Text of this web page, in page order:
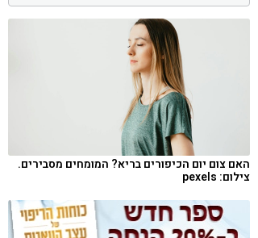
האם צום יום הכיפורים בריא? המומחים מסבירים.
צילום: pexels